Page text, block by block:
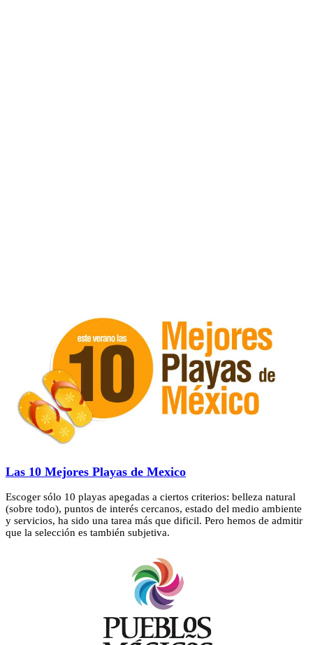
Las 10 Mejores Playas de Mexico
Escoger sólo 10 playas apegadas a ciertos criterios: belleza natural
(sobre todo), puntos de interés cercanos, estado del medio ambiente
y servicios, ha sido una tarea más que dificil. Pero hemos de admitir
que la selección es también subjetiva.